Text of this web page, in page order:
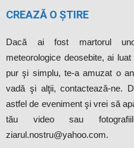
CREAZĂ O ȘTIRE
Dacă ai fost martorul
meteorologice deosebite, ai
pur şi simplu, te-a amuzat o
vadă şi alţii, contactează-ne.
astfel de eveniment şi vrei să
tău video sau
ziarul.nostru@yahoo.com.